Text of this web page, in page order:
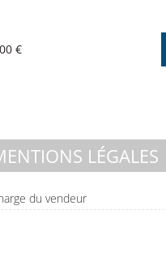
€
LÉGALES
du vendeur